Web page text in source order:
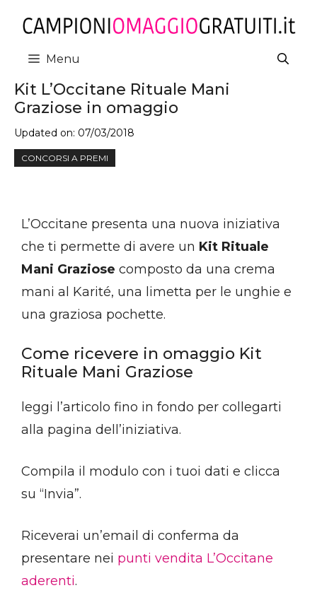
contenuto
Menu
Kit L’Occitane Rituale Mani
Graziose in omaggio
Updated on: 07/03/2018
CONCORSI A PREMI
L’Occitane presenta una nuova iniziativa
che ti permette di avere un Kit Rituale
Mani Graziose composto da una crema
mani al Karité, una limetta per le unghie e
una graziosa pochette.
Come ricevere in omaggio Kit
Rituale Mani Graziose
leggi l’articolo fino in fondo per collegarti
alla pagina dell’iniziativa.
Compila il modulo con i tuoi dati e clicca
su “Invia”.
Riceverai un’email di conferma da
presentare nei punti vendita L’Occitane
aderenti.